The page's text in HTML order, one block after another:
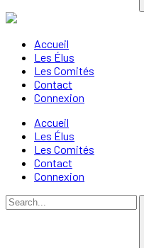
Accueil
Les Élus
Les Comités
Contact
Connexion
Accueil
Les Élus
Les Comités
Contact
Connexion